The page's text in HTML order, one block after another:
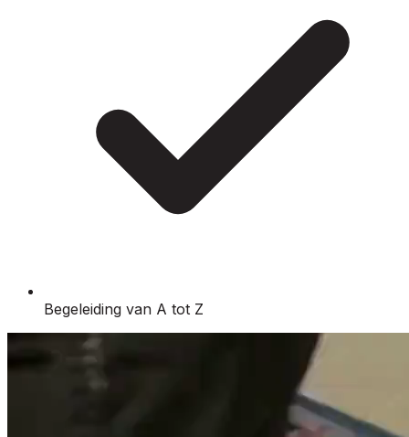
Begeleiding van A tot Z